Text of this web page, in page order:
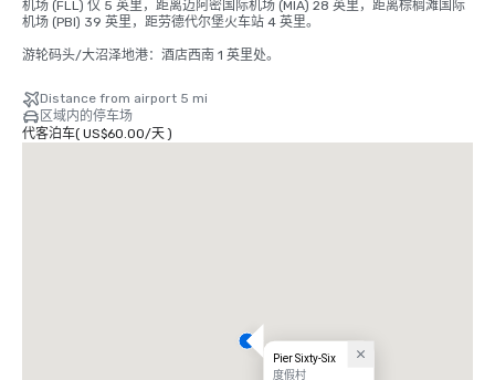
机场 (FLL) 仅 5 英里，距离迈阿密国际机场 (MIA) 28 英里，距离棕榈滩国际
机场 (PBI) 39 英里，距劳德代尔堡火车站 4 英里。
游轮码头/大沼泽地港：酒店西南 1 英里处。
Distance from airport 5 mi
区域内的停车场
代客泊车( US$60.00/天)
Pier Sixty-Six
度假村